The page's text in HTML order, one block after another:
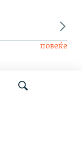
повеќе